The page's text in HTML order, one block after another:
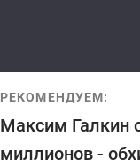
РЕКОМЕНДУЕМ:
Максим Галкин
миллионов -